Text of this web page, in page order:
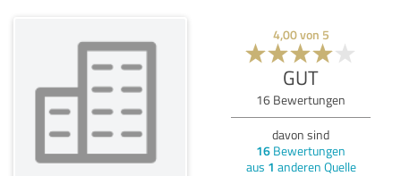
4,00von 5
GUT
16 Bewertungen
davon sind
16 Bewertungen
aus 1 anderen Quelle